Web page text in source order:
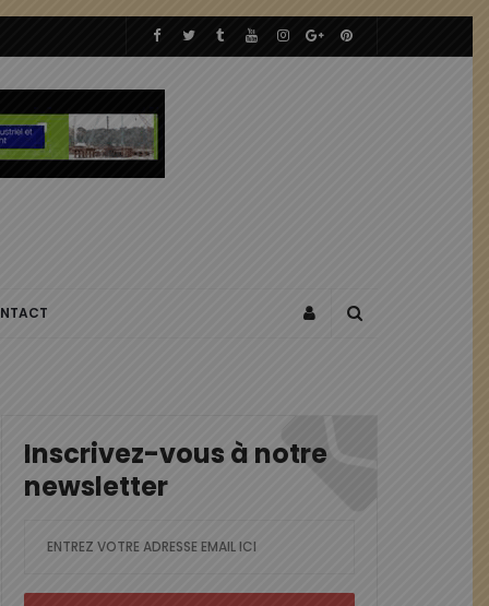
Inscrivez-vous à notre
newsletter